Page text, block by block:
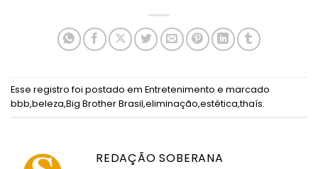
Esse registro foi postado em Entretenimento e marcado
bbb,beleza,Big Brother Brasil,eliminação,estética,thaís.
REDAÇÃO SOBERANA